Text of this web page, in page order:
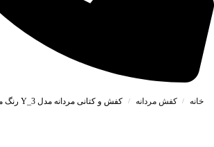
خانه / کفش مردانه / کفش و کتانی مردانه مدل Y_3 رنگ مشکی کد 48515